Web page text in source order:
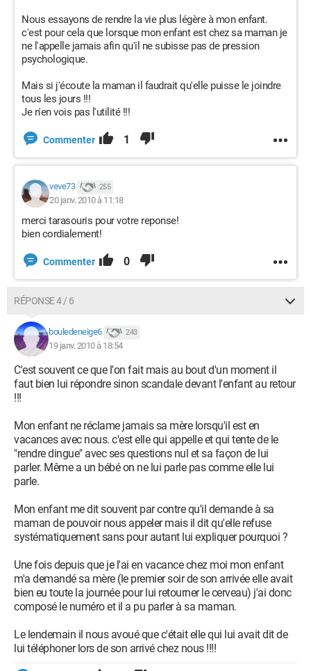
Nous essayons de rendre la vie plus légère à mon enfant.
c'est pour cela que lorsque mon enfant est chez sa maman je
ne l'appelle jamais afin qu'il ne subisse pas de pression
psychologique.
Mais si j'écoute la maman il faudrait qu'elle puisse le joindre
tous les jours !!!
Je n'en vois pas l'utilité !!!
Commenter 1
veve73 255
20 janv. 2010 à 11:18
merci tarasouris pour votre reponse!
bien cordialement!
Commenter 0
RÉPONSE 4 / 6
bouledeneige6 243
19 janv. 2010 à 18:54
C'est souvent ce que l'on fait mais au bout d'un moment il
faut bien lui répondre sinon scandale devant l'enfant au retour
!!!
Mon enfant ne réclame jamais sa mère lorsqu'il est en
vacances avec nous. c'est elle qui appelle et qui tente de le
"rendre dingue" avec ses questions nul et sa façon de lui
parler. Même a un bébé on ne lui parle pas comme elle lui
parle.
Mon enfant me dit souvent par contre qu'il demande à sa
maman de pouvoir nous appeler mais il dit qu'elle refuse
systématiquement sans pour autant lui expliquer pourquoi ?
Une fois depuis que je l'ai en vacance chez moi mon enfant
m'a demandé sa mère (le premier soir de son arrivée elle avait
bien eu toute la journée pour lui retourner le cerveau) j'ai donc
composé le numéro et il a pu parler à sa maman.
Le lendemain il nous avoué que c'était elle qui lui avait dit de
lui téléphoner lors de son arrivé chez nous !!!!